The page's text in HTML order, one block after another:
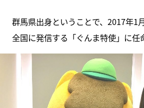
群馬県出身ということで、2017年1
全国に発信する「ぐんま特使」に任